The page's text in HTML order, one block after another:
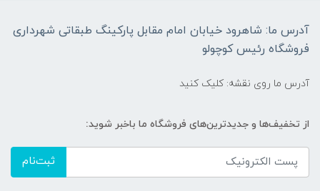
آدرس ما: شاهرود خیابان امام مقابل پارکینگ طبقاتی شهرداری
فروشگاه رئیس کوچولو
آدرس ما روی نقشه: کلیک کنید
از تخفیف‌ها و جدیدترین‌های فروشگاه ما باخبر شوید:
ثبت‌نام